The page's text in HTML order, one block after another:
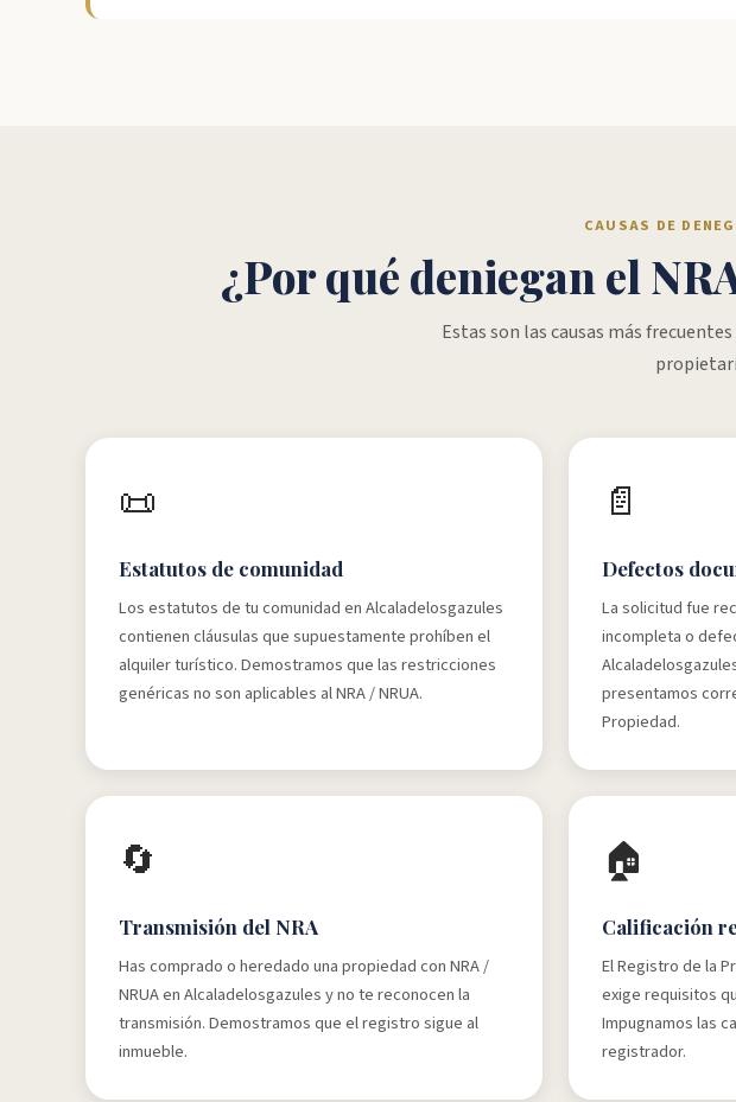
CAUSAS DE
¿Por qué deniegan el
Estas son las causas más
📜
Estatutos de comunidad
Los estatutos de tu comunidad en Alcaladelosgazules
contienen cláusulas que supuestamente prohíben el
alquiler turístico. Demostramos que las restricciones
genéricas no son aplicables al NRA / NRUA.
📄
Defectos
La solicitud fue
incompleta o
presentamos
Propiedad.
🔄
Transmisión del NRA
Has comprado o heredado una propiedad con NRA /
NRUA en Alcaladelosgazules y no te reconocen la
transmisión. Demostramos que el registro sigue al
inmueble.
🏠
Calificación
El Registro de la
exige requisitos
Impugnamos las
registrador.